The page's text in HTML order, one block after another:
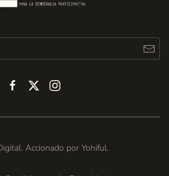
Accionado por Yohiful.